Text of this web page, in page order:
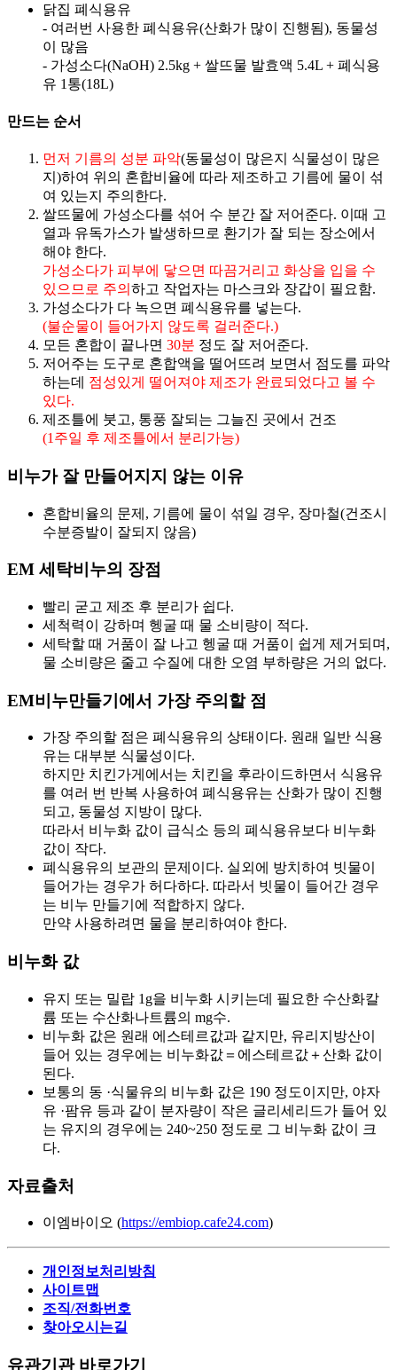
닭집 폐식용유
- 여러번 사용한 폐식용유(산화가 많이 진행됨), 동물성
이 많음
- 가성소다(NaOH) 2.5kg + 쌀뜨물 발효액 5.4L + 폐식용
유 1통(18L)
만드는 순서
먼저 기름의 성분 파악(동물성이 많은지 식물성이 많은
지)하여 위의 혼합비율에 따라 제조하고 기름에 물이 섞
여 있는지 주의한다.
쌀뜨물에 가성소다를 섞어 수 분간 잘 저어준다. 이때 고
열과 유독가스가 발생하므로 환기가 잘 되는 장소에서
해야 한다.
가성소다가 피부에 닿으면 따끔거리고 화상을 입을 수
있으므로 주의 하고 작업자는 마스크와 장갑이 필요함.
가성소다가 다 녹으면 폐식용유를 넣는다.
(불순물이 들어가지 않도록 걸러준다.)
모든 혼합이 끝나면 30분 정도 잘 저어준다.
저어주는 도구로 혼합액을 떨어뜨려 보면서 점도를 파악
하는데 점성있게 떨어져야 제조가 완료되었다고 볼 수
있다.
제조틀에 붓고, 통풍 잘되는 그늘진 곳에서 건조
(1주일 후 제조틀에서 분리가능)
비누가 잘 만들어지지 않는 이유
혼합비율의 문제, 기름에 물이 섞일 경우, 장마철(건조시
수분증발이 잘되지 않음)
EM 세탁비누의 장점
빨리 굳고 제조 후 분리가 쉽다.
세척력이 강하며 헹굴 때 물 소비량이 적다.
세탁할 때 거품이 잘 나고 헹굴 때 거품이 쉽게 제거되며,
물 소비량은 줄고 수질에 대한 오염 부하량은 거의 없다.
EM비누만들기에서 가장 주의할 점
가장 주의할 점은 폐식용유의 상태이다. 원래 일반 식용
유는 대부분 식물성이다.
하지만 치킨가게에서는 치킨을 후라이드하면서 식용유
를 여러 번 반복 사용하여 폐식용유는 산화가 많이 진행
되고, 동물성 지방이 많다.
따라서 비누화 값이 급식소 등의 폐식용유보다 비누화
값이 작다.
폐식용유의 보관의 문제이다. 실외에 방치하여 빗물이
들어가는 경우가 허다하다. 따라서 빗물이 들어간 경우
는 비누 만들기에 적합하지 않다.
만약 사용하려면 물을 분리하여야 한다.
비누화 값
유지 또는 밀랍 1g을 비누화 시키는데 필요한 수산화칼
륨 또는 수산화나트륨의 mg수.
비누화 값은 원래 에스테르값과 같지만, 유리지방산이
들어 있는 경우에는 비누화값＝에스테르값＋산화 값이
된다.
보통의 동 ·식물유의 비누화 값은 190 정도이지만, 야자
유 ·팜유 등과 같이 분자량이 작은 글리세리드가 들어 있
는 유지의 경우에는 240~250 정도로 그 비누화 값이 크
다.
자료출처
이엠바이오 (https://embiop.cafe24.com)
개인정보처리방침
사이트맵
조직/전화번호
찾아오시는길
유관기관 바로가기